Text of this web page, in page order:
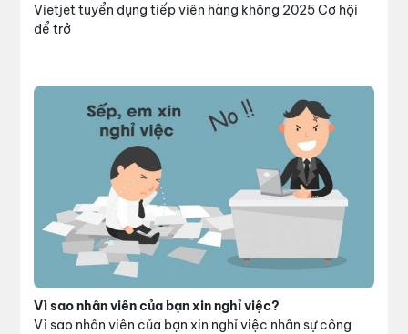
Vietjet tuyển dụng tiếp viên hàng không 2025 Cơ hội
để trở
Vì sao nhân viên của bạn xin nghỉ việc?
Vì sao nhân viên của bạn xin nghỉ việc nhân sự công